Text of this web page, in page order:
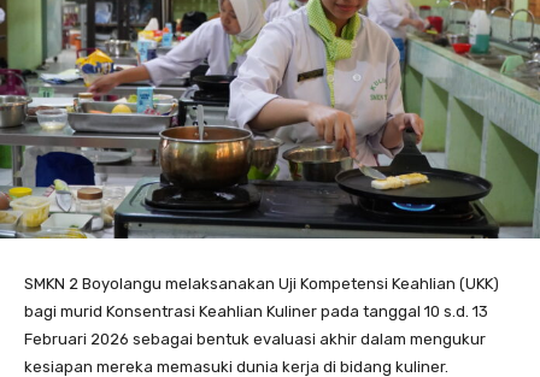
SMKN 2 Boyolangu melaksanakan Uji Kompetensi Keahlian (UKK)
bagi murid Konsentrasi Keahlian Kuliner pada tanggal 10 s.d. 13
Februari 2026 sebagai bentuk evaluasi akhir dalam mengukur
kesiapan mereka memasuki dunia kerja di bidang kuliner.